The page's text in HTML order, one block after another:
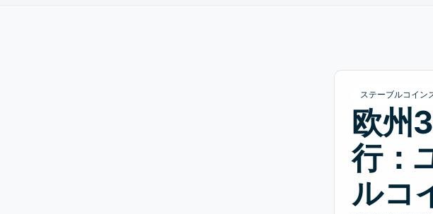
ステーブルコイン
欧州
行：
ルコ